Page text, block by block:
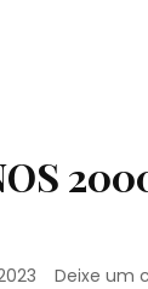
Deixe um